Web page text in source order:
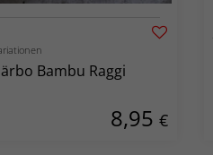
Bambu Raggi
8,95 €